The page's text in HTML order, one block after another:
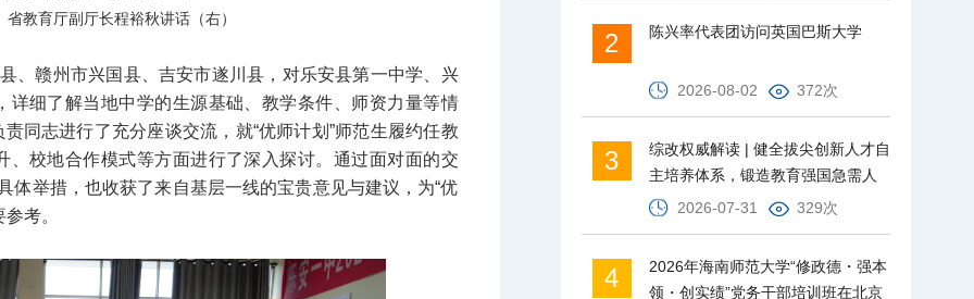
教育厅副厅长程裕秋讲话（右）
、赣州市兴国县、吉安市遂川县，对乐安县第一中学、兴
细了解当地中学的生源基础、教学条件、师资力量等情
同志进行了充分座谈交流，就“优师计划”师范生履约任教
校地合作模式等方面进行了深入探讨。通过面对面的交
体举措，也收获了来自基层一线的宝贵意见与建议，为“优
考。
2 陈兴率代表团访问英国巴斯大学
2026-08-02 372次
3
综改权威解读 | 健全拔尖创新人才自
主培养体系，锻造教育强国急需人
才梯队2026-07-31 329次
4
2026年海南师范大学“修政德・强本
领・创实绩”党务干部培训班在北京